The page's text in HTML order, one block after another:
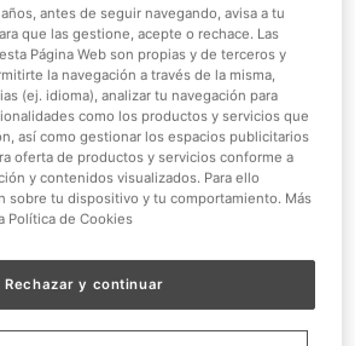
prueba del respeto que proyectaban.
especie de cocodrilo puede alcanzar
y rozar los 100 kg de peso,
diferencias en su aspecto según
habiten, sean ríos, marismas,
antes de seguir navegando, avisa a tu
que las gestione, acepte o rechace. Las
Página Web son propias y de terceros y
la navegación a través de la misma,
(ej. idioma), analizar tu navegación para
como los productos y servicios que
así como gestionar los espacios publicitarios
oferta de productos y servicios conforme a
y contenidos visualizados. Para ello
sobre tu dispositivo y tu comportamiento. Más
Política de Cookies
Rechazar y continuar